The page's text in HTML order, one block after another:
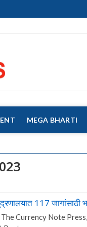
MEGA BHARTI
117 जागांसाठी
Currency Note